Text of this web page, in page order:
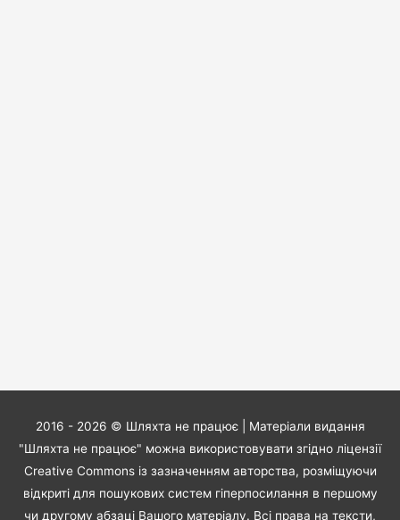
2016 - 2026 © Шляхта не працює| Матеріали видання
"Шляхта не працює" можна використовувати згідно ліцензії
Creative Commons із зазначенням авторства, розміщуючи
відкриті для пошукових систем гіперпосилання в першому
чи другому абзаці Вашого матеріалу. Всі права на тексти,